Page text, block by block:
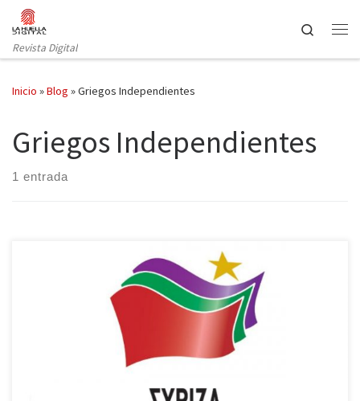
Saltar al contenido
Revista Digital
Search
Inicio »Blog »Griegos Independientes
Griegos Independientes
1 entrada
La creciente radicalización de la sociedad helena hacia opciones
políticas claramente diferenciadas quedó reflejada en unas
elecciones cuyos resultados han hecho realidad los temores de
acreedores, por un lado, y de griegos e inmigrantes, por otro. El
día de las elecciones llegó. Los sondeos daban por vencedor a